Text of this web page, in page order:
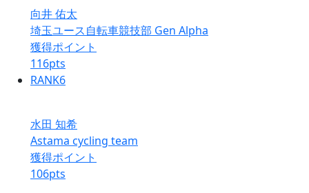
向井 佑太
埼玉ユース自転車競技部 Gen Alpha
獲得ポイント
116pts
RANK6
水田 知希
Astama cycling team
獲得ポイント
106pts